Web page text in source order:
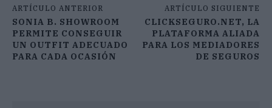
ARTÍCULO ANTERIOR
SONIA B. SHOWROOM
PERMITE CONSEGUIR
UN OUTFIT ADECUADO
PARA CADA OCASIÓN
ARTÍCULO SIGUIENTE
CLICKSEGURO.NET, LA
PLATAFORMA ALIADA
PARA LOS MEDIADORES
DE SEGUROS